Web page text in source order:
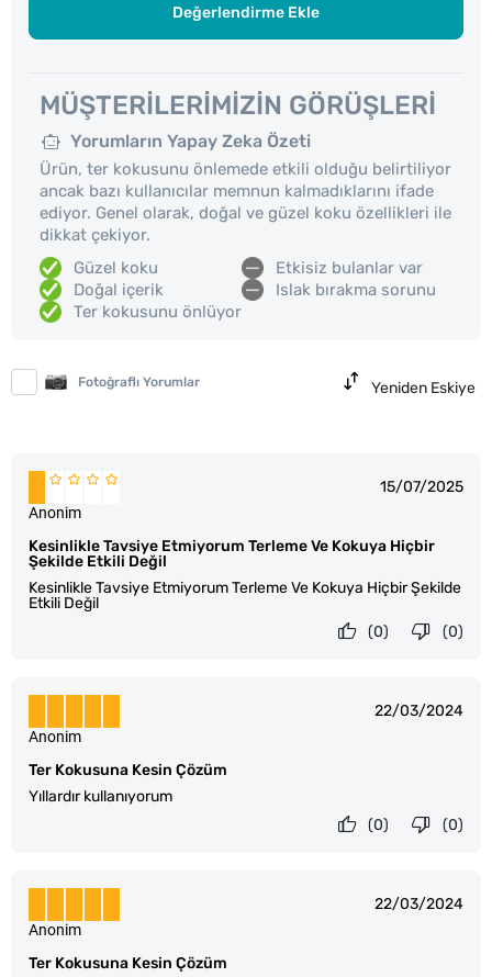
Değerlendirme Ekle
MÜŞTERILERIMIZIN GÖRÜŞLERI
Yorumların Yapay Zeka Özeti
Ürün, ter kokusunu önlemede etkili olduğu belirtiliyor
ancak bazı kullanıcılar memnun kalmadıklarını ifade
ediyor. Genel olarak, doğal ve güzel koku özellikleri ile
dikkat çekiyor.
Güzel koku
Doğal içerik
Ter kokusunu önlüyor
Etkisiz bulanlar var
Islak bırakma sorunu
Fotoğraflı Yorumlar Yeniden Eskiye
15/07/2025
Kesinlikle Tavsiye Etmiyorum Terleme Ve Kokuya Hiçbir
Şekilde Etkili Değil
Kesinlikle Tavsiye Etmiyorum Terleme Ve Kokuya Hiçbir Şekilde
Etkili Değil
Anonim
(0)
(0)
22/03/2024
Ter Kokusuna Kesin Çözüm
Yıllardır kullanıyorum
Anonim
(0)
(0)
22/03/2024
Ter Kokusuna Kesin Çözüm
Anonim